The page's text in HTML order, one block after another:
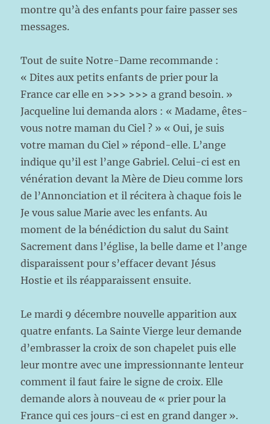
montre qu’à des enfants pour faire passer ses
messages.
Tout de suite Notre-Dame recommande :
« Dites aux petits enfants de prier pour la
France car elle en >>> >>>a grand besoin. »
Jacqueline lui demanda alors : « Madame, êtes-
vous notre maman du Ciel ? » « Oui, je suis
votre maman du Ciel » répond-elle. L’ange
indique qu’il est l’ange Gabriel. Celui-ci est en
vénération devant la Mère de Dieu comme lors
de l’Annonciation et il récitera à chaque fois le
Je vous salue Marie avec les enfants. Au
moment de la bénédiction du salut du Saint
Sacrement dans l’église, la belle dame et l’ange
disparaissent pour s’effacer devant Jésus
Hostie et ils réapparaissent ensuite.
Le mardi 9 décembre nouvelle apparition aux
quatre enfants. La Sainte Vierge leur demande
d’embrasser la croix de son chapelet puis elle
leur montre avec une impressionnante lenteur
comment il faut faire le signe de croix. Elle
demande alors à nouveau de « prier pour la
France qui ces jours-ci est en grand danger ».